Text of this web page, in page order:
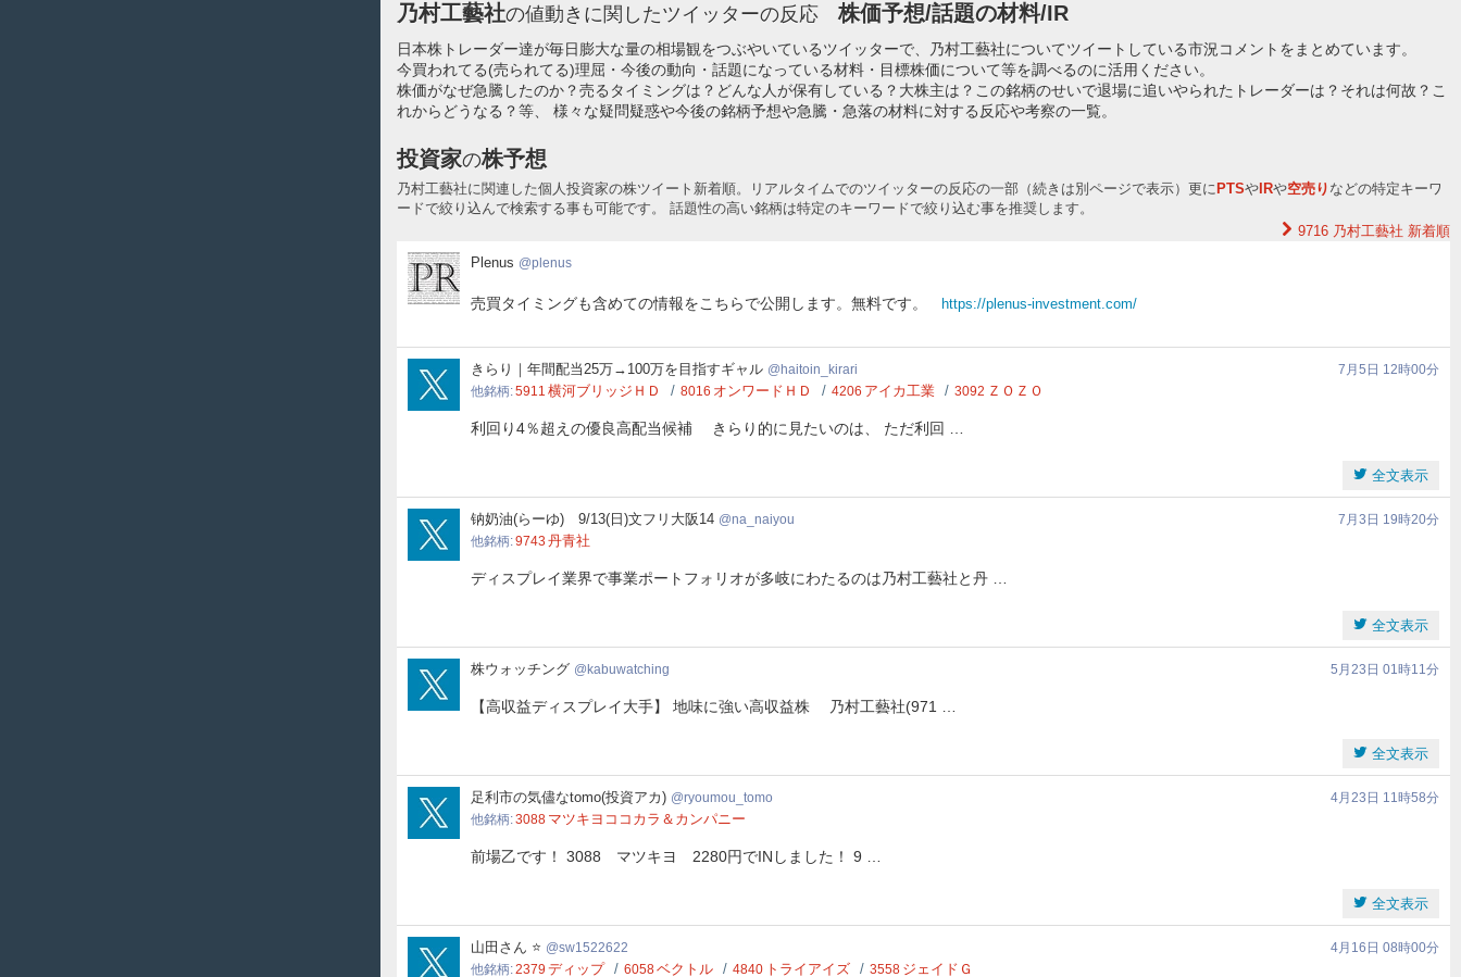
乃村工藝社の値動きに関したツイッターの反応 株価予想/話題の材料/IR
日本株トレーダー達が毎日膨大な量の相場観をつぶやいているツイッターで、乃村工藝社についてツイートしている市況コメントをまとめています。
今買われてる(売られてる)理屈・今後の動向・話題になっている材料・目標株価について等を調べるのに活用ください。
株価がなぜ急騰したのか？売るタイミングは？どんな人が保有している？大株主は？この銘柄のせいで退場に追いやられたトレーダーは？それは何故？こ
れからどうなる？等、 様々な疑問疑惑や今後の銘柄予想や急騰・急落の材料に対する反応や考察の一覧。
投資家の株予想
乃村工藝社に関連した個人投資家の株ツイート新着順。リアルタイムでのツイッターの反応の一部（続きは別ページで表示）更に PTSや IRや空売り などの特定キーワ
ードで絞り込んで検索する事も可能です。 話題性の高い銘柄は特定のキーワードで絞り込む事を推奨します。
9716 乃村工藝社 新着順
Plenus
Plenus plenus
売買タイミングも含めての情報をこちらで公開します。無料です。 https://plenus-investment.com/
haitoin_kirari
きらり｜年間配当25万→100万を目指すギャル haitoin_kirari
7月5日 12時00分
他銘柄 5911 横河ブリッジＨＤ 8016 オンワードＨＤ 4206 アイカ工業 3092 ＺＯＺＯ
利回り4％超えの優良高配当候補 きらり的に見たいのは、 ただ利回 …
全文表示
na_naiyou
钠奶油(らーゆ) 9/13(日)文フリ大阪14 na_naiyou
7月3日 19時20分
他銘柄 9743 丹青社
ディスプレイ業界で事業ポートフォリオが多岐にわたるのは乃村工藝社と丹 …
全文表示
kabuwatching
株ウォッチング kabuwatching 5月23日 01時11分
【高収益ディスプレイ大手】 地味に強い高収益株 乃村工藝社(971 …
全文表示
ryoumou_tomo
足利市の気儘なtomo(投資アカ) ryoumou_tomo
4月23日 11時58分
他銘柄 3088 マツキヨココカラ＆カンパニー
前場乙です！ 3088 マツキヨ 2280円でINしました！ 9 …
全文表示
sw1522622
山田さん ⭐ sw1522622
4月16日 08時00分
他銘柄 2379 ディップ 6058ベクトル 4840 トライアイズ 3558 ジェイドＧ